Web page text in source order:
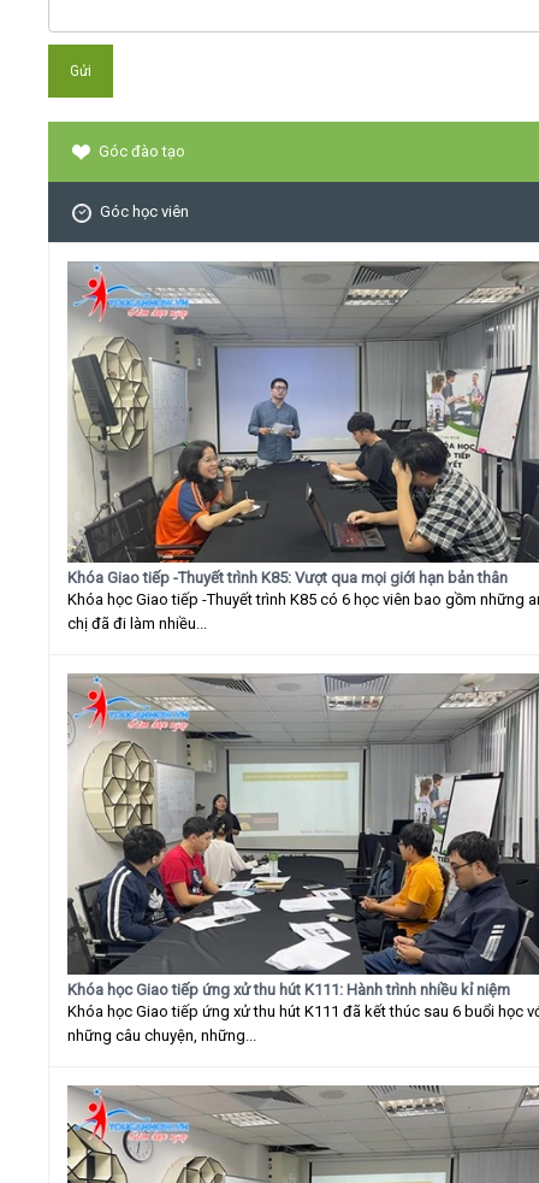
Góc đào tạo
Góc học viên
Khóa Giao tiếp -Thuyết trình K85: Vượt qua mọi giới hạn bản thân
Khóa học Giao tiếp -Thuyết trình K85 có 6 học viên bao gồm những
chị đã đi làm nhiều...
Khóa học Giao tiếp ứng xử thu hút K111: Hành trình nhiều kỉ niệm
Khóa học Giao tiếp ứng xử thu hút K111 đã kết thúc sau 6 buổi học
những câu chuyện, những...